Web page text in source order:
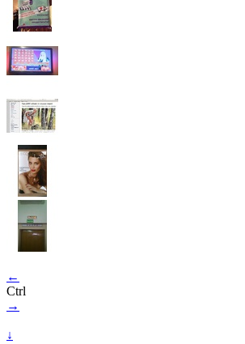
←
Ctrl
→
↓